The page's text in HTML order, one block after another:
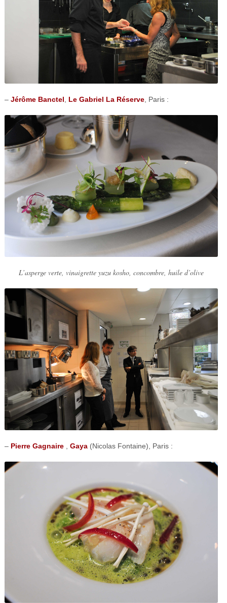
– Jérôme Banctel, Le Gabriel La Réserve, Paris :
L’asperge verte, vinaigrette yuzu kosho, concombre, huile d’olive
– Pierre Gagnaire, Gaya(Nicolas Fontaine), Paris :